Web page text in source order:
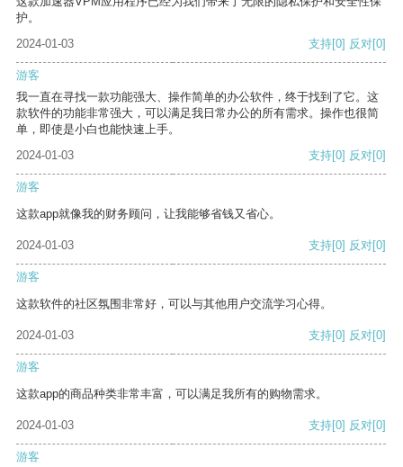
护。
2024-01-03
支持[0] 反对[0]
游客
我一直在寻找一款功能强大、操作简单的办公软件，终于找到了它。这
款软件的功能非常强大，可以满足我日常办公的所有需求。操作也很简
单，即使是小白也能快速上手。
2024-01-03
支持[0] 反对[0]
游客
这款app就像我的财务顾问，让我能够省钱又省心。
2024-01-03 支持[0] 反对[0]
游客
这款软件的社区氛围非常好，可以与其他用户交流学习心得。
2024-01-03 支持[0] 反对[0]
游客
这款app的商品种类非常丰富，可以满足我所有的购物需求。
2024-01-03 支持[0] 反对[0]
游客